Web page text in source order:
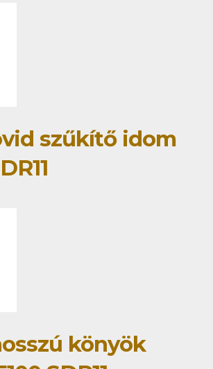
szűkítő idom
könyök